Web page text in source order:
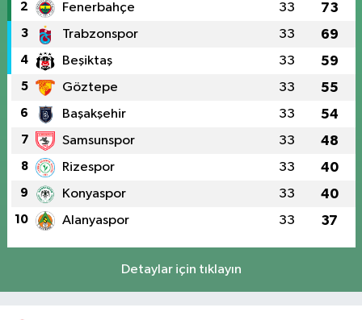
2 Fenerbahçe 33 73
3 Trabzonspor 33 69
4 Beşiktaş 33 59
5 Göztepe 33 55
6 Başakşehir 33 54
7 Samsunspor 33 48
8 Rizespor 33 40
9 Konyaspor 33 40
10 Alanyaspor 33 37
Detaylar için tıklayın